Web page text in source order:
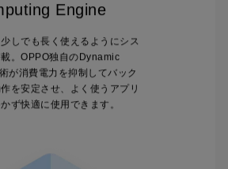
Engine
しでも長く使えるようにシス
。OPPO独自のDynamic
が消費電力を抑制してバック
を安定させ、よく使うアプリ
ず快適に使用できます。